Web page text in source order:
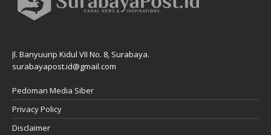
Jl. Banyuurip Kidul VII No. 8, Surabaya.
surabayapost.id@gmail.com
Pedoman Media Siber
Privacy Policy
Disclaimer